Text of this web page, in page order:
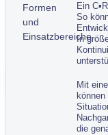
Formen
und
Einsatzbereiche
Ein
So
In
Mit
die